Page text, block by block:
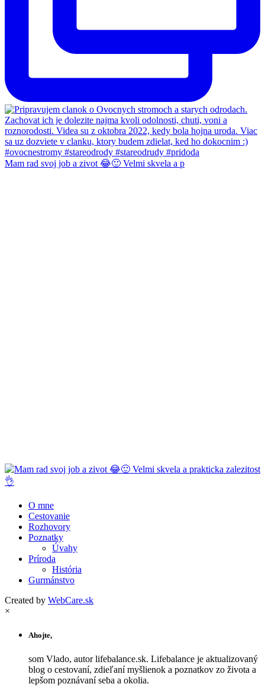
Mam rad svoj job a zivot 😂🙂 Velmi skvela a p
O mne
Cestovanie
Rozhovory
Poznatky
Úvahy
Príroda
História
Gurmánstvo
Created by WebCare.sk
×
Ahojte,
som Vlado, autor lifebalance.sk. Lifebalance je aktualizovaný
blog o cestovaní, zdieľaní myšlienok a poznatkov zo života a
lepšom poznávaní seba a okolia.